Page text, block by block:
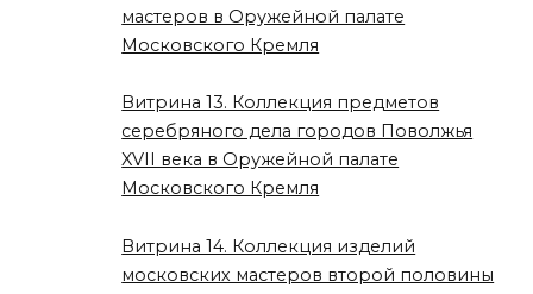
мастеров в Оружейной палате
Московского Кремля
Витрина 13. Коллекция предметов
серебряного дела городов Поволжья
XVII века в Оружейной палате
Московского Кремля
Витрина 14. Коллекция изделий
московских мастеров второй половины